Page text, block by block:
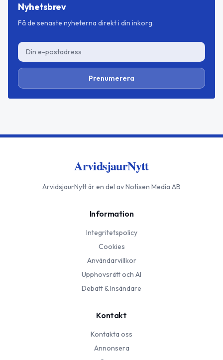
Nyhetsbrev
Få de senaste nyheterna direkt i din inkorg.
Prenumerera
ArvidsjaurNytt
ArvidsjaurNyttär en del av Notisen Media AB
Information
Integritetspolicy
Cookies
Användarvillkor
Upphovsrätt och AI
Debatt & Insändare
Kontakt
Kontakta oss
Annonsera